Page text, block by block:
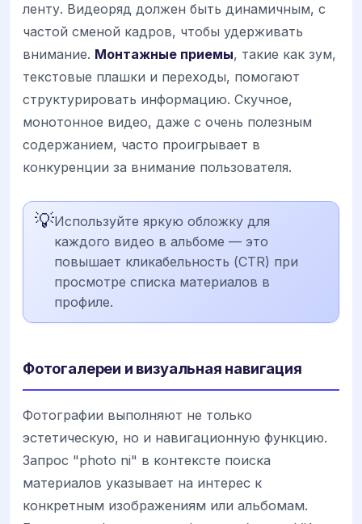
ленту. Видеоряд должен быть динамичным, с
частой сменой кадров, чтобы удерживать
внимание. Монтажные приемы, такие как зум,
текстовые плашки и переходы, помогают
структурировать информацию. Скучное,
монотонное видео, даже с очень полезным
содержанием, часто проигрывает в
конкуренции за внимание пользователя.
💡Используйте яркую обложку для
каждого видео в альбоме — это
повышает кликабельность (CTR) при
просмотре списка материалов в
профиле.
Фотогалереи и визуальная навигация
Фотографии выполняют не только
эстетическую, но и навигационную функцию.
Запрос "photo ni" в контексте поиска
материалов указывает на интерес к
конкретным изображениям или альбомам.